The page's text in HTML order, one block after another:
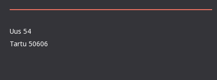
Uus 54
Tartu 50606